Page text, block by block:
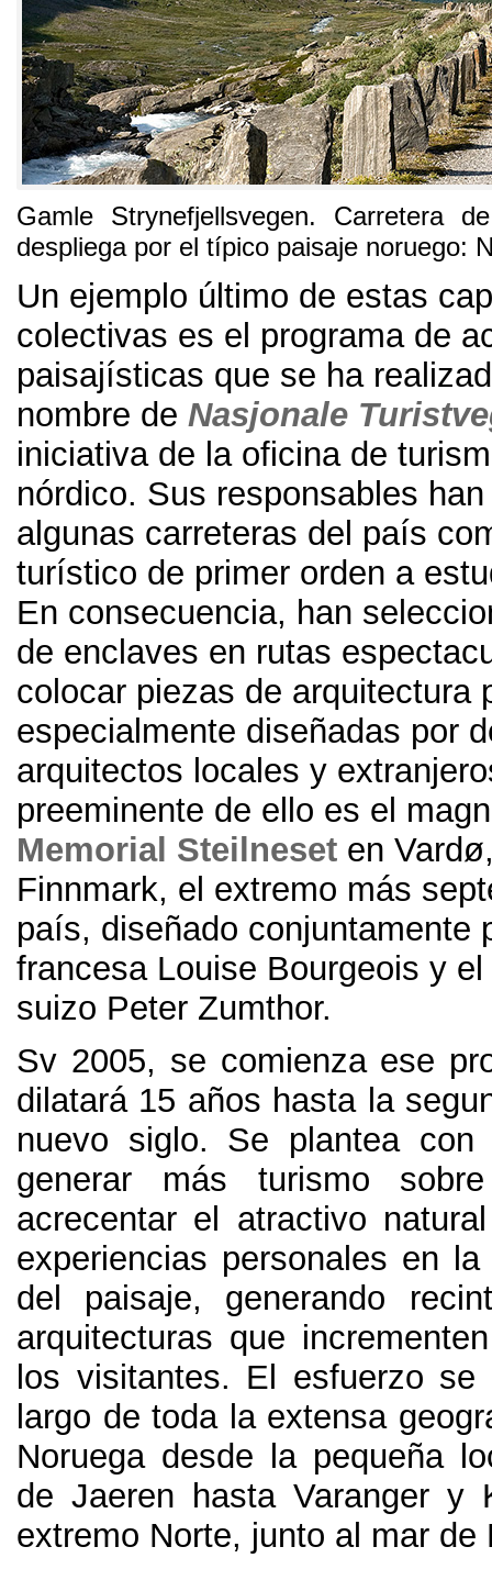
Gamle Strynefjellsvegen. Carretera
despliega por el típico paisaje noruego:
Un ejemplo último de estas
colectivas es el programa de
paisajísticas que se ha
nombre de Nasjonale
iniciativa de la oficina de
nórdico. Sus responsables
algunas carreteras del país
turístico de primer orden a
En consecuencia, han
de enclaves en rutas
colocar piezas de arquitectura
especialmente diseñadas por
arquitectos locales y
preeminente de ello es el
Memorial Steilneset en Vardø
Finnmark, el extremo más
país, diseñado conjuntamente
francesa Louise Bourgeois y
suizo Peter Zumthor.
Sv 2005, se comienza ese
dilatará15 años hasta la
nuevo siglo. Se plantea
generar más turismo
acrecentar el atractivo
experiencias personales en la
del paisaje, generando
arquitecturas que
los visitantes. El esfuerzo se
largo de toda la extensa
Noruega desde la pequeña
de Jaeren hasta Varanger y
extremo Norte, junto al mar de